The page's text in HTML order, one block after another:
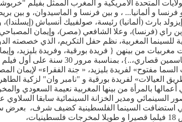
و ألمانيا... ، و بين فرنسا و الماسيدوان، و بين
7 نساء، هن، إيزولد بارث (ألمانيا) رئيسة، صولفييك أنسباش
راي (فرنسا)، وعلا الشافعي (مصر)، وإيمان
للسينما المغربية، نظم حفل التكريم، الذي خصصته
مغربيات من بينهن { فريدة بورقية، وفريدة بليزيد،
الطاهري، وليلى كيلاني، وياسمين
مفتوح» لفريدة بليزيد، « جنة الفقراء» لإيمان
العيالات» لفريدة بورقية و "نامبر وان" لزكية
بالمرأة من بينها المغربية نعيمة السعودي
السينمائي ومدير الخزانة السينمائية سابقا السلاوي